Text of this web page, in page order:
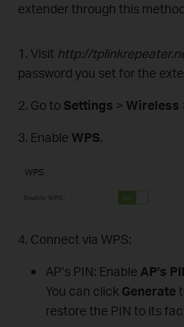
extender through this
1. Visit http://
password you set for the
2. Go to Settings > Wireless
3. Enable WPS.
4. Connect via WPS:
AP’s PIN: Enable AP’s
You can click Generate
restore the PIN to its